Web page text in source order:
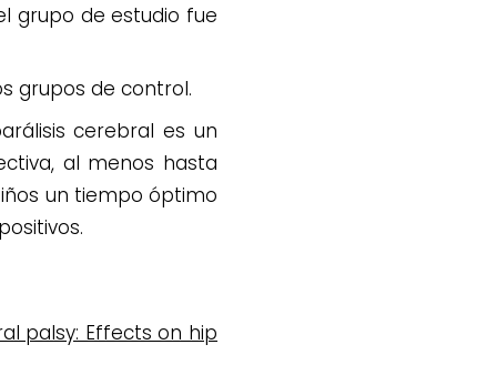
grupo de estudio fue
grupos de control.
cerebral es un
al menos hasta
un tiempo óptimo
palsy: Effects on hip